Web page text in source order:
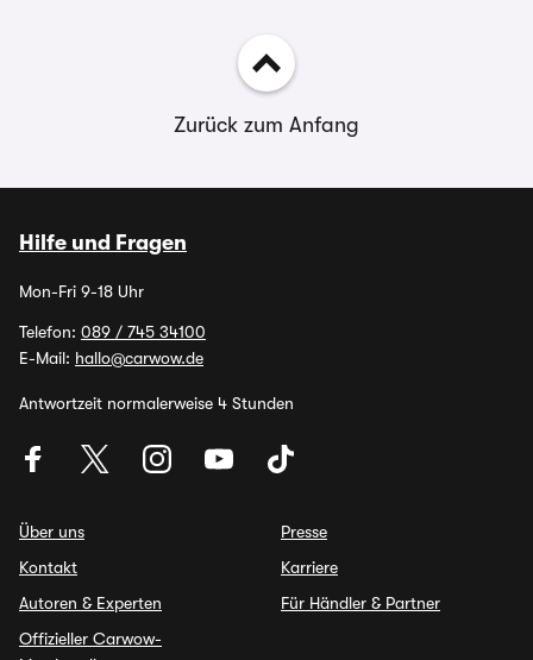
Zurück zum Anfang
Hilfe und Fragen
Mon-Fri 9-18 Uhr
Telefon: 089 / 745 34100
E-Mail: hallo@carwow.de
Antwortzeit normalerweise 4 Stunden
Über uns
Kontakt
Autoren & Experten
Offizieller Carwow-
Presse
Karriere
Für Händler & Partner